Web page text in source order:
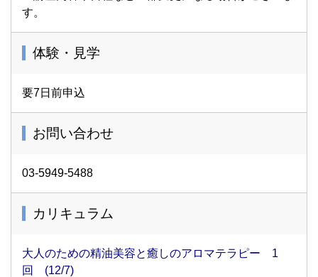
す。
体験・見学
要7日前申込
お問い合わせ
03-5949-5488
カリキュラム
大人のための精油美容と癒しのアロマテラピー 1
回 (12/7)